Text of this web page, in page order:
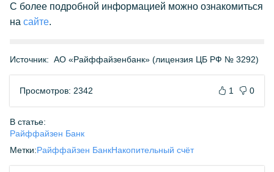
С более подробной информацией можно ознакомиться
на сайте.
Источник: АО «Райффайзенбанк» (лицензия ЦБ РФ № 3292)
Просмотров: 2342 1 0
В статье:
Райффайзен Банк
Метки:Райффайзен БанкНакопительный счёт